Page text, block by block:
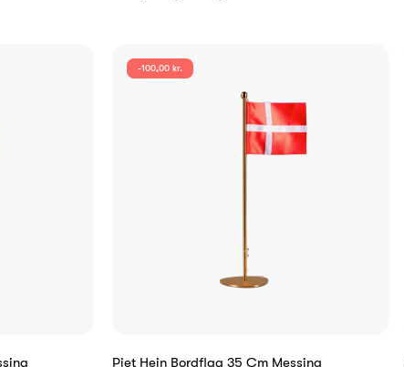
Piet Hein Bordflag 35 Cm Messing
-100,00 kr.